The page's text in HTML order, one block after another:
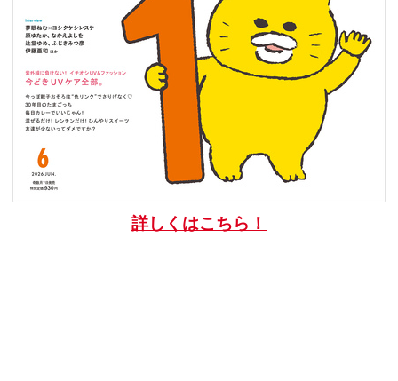
詳しくはこちら！